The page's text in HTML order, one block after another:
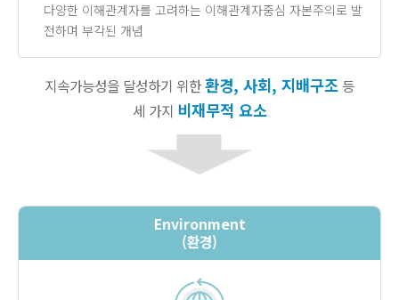
다양한 이해관계자를 고려하는 이해관계자중심 자본주의로 발
전하며 부각된 개념
지속가능성을 달성하기 위한환경, 사회, 지배구조 등
세 가지 비재무적 요소
Environment
(환경)